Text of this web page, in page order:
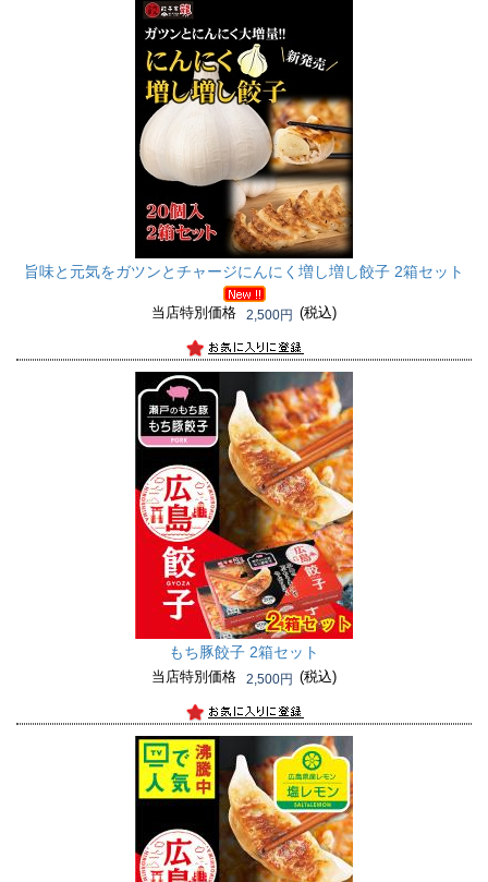
旨味と元気をガツンとチャージにんにく増し増し餃子 2箱セット
当店特別価格 2,500円 (税込)
もち豚餃子 2箱セット
当店特別価格 2,500円 (税込)